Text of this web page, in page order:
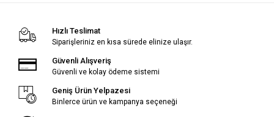
Hızlı Teslimat
Siparişleriniz en kısa sürede elinize ulaşır.
Güvenli Alışveriş
Güvenli ve kolay ödeme sistemi
Geniş Ürün Yelpazesi
Binlerce ürün ve kampanya seçeneği